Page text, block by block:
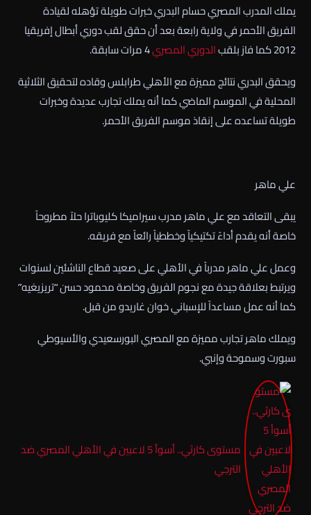
يملك المدرب المصري حسام البدري خبرات طويلة تؤهله لقيادة
الفريق الأحمر في ولاية رابعة بعد أن حقق لقب دوري أبطال إفريقيا
2012 كما فاز بلقب
الدوري المصري
ويحقق البدري نتائج مميزة مع الأهلي طرابلس وقاده لتحقيق الثلاثية
المحلية في الموسم الماضي كما أنه يملك تجارب عديدة وخبرات
طويلة تساعده على إنقاذ موسم الفريق الأحمر.
علي ماهر
يبقى التعاقد مع علي ماهر مدرب سيراميكا كليوباترا حلاً مطروحاً
خاصة أنه يقدم أداءً تكتيكياً وخططياً رائعاً مع فريقه.
وعمل علي ماهر مدرباً في الأهلي على صعيد قطاع الناشئين لسنوات
ويرتبط بعلاقة جيدة مع نجوم الفريق وخاصة محمود حسن “تريزيغيه”
كما أنه عمل مساعداً للإسباني خوان غاريدو من قبل.
ويملك ماهر تجارب مميزة مع المصري البورسعيدي والأسيوطي
سبورت وسموحة وإنبي.
مستوى كارثي.. أسوأ 5 لاعبين في الأهلي المصري ضد
الترجي